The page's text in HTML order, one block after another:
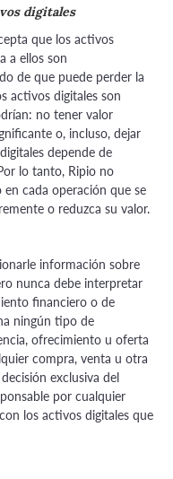
digitales
que los activos
a ellos son
de que puede perder la
activos digitales son
no tener valor
o, incluso, dejar
depende de
lo tanto, Ripio no
cada operación que se
o reduzca su valor.
información sobre
nunca debe interpretar
financiero o de
ningún tipo de
ofrecimiento u oferta
compra, venta u otra
exclusiva del
por cualquier
los activos digitales que